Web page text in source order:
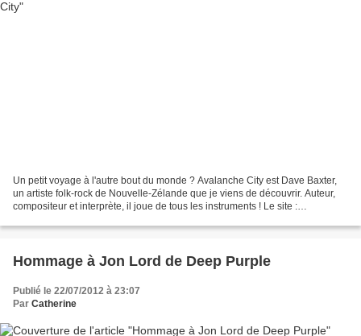
Un petit voyage à l'autre bout du monde ? Avalanche City est Dave Baxter,
un artiste folk-rock de Nouvelle-Zélande que je viens de découvrir. Auteur,
compositeur et interprète, il joue de tous les instruments ! Le site :
Hommage à Jon Lord de Deep Purple
Publié le 22/07/2012 à 23:07
Par Catherine